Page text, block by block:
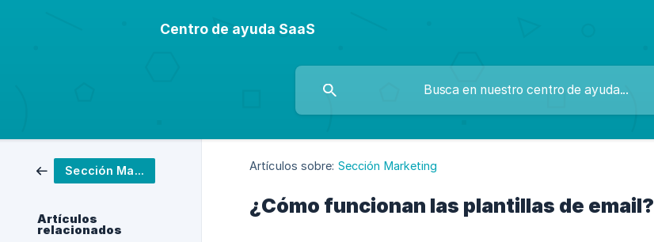
Centro de ayuda SaaS
Sección Marketing
Artículos
relacionados
Artículos sobre: Sección Marketing
¿Cómo funcionan las plantillas de email?